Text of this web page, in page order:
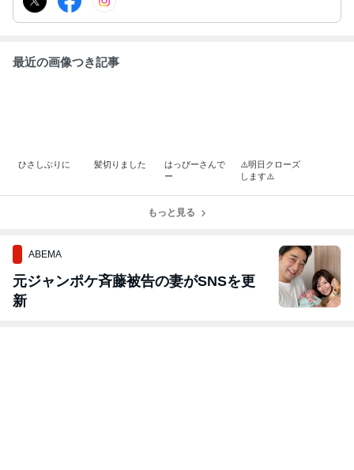
最近の画像つき記事
ひさしぶりに 髪切りました
はっぴーさんで
ー
⚠️明日クローズ
します⚠️
もっと見る
ABEMA
元ジャンポケ斉藤被告の妻がSNSを更
新